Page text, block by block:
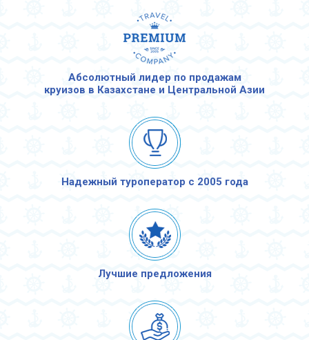
Абсолютный лидер по продажам
круизов в Казахстане и Центральной Азии
Надежный туроператор с 2005 года
Лучшие предложения